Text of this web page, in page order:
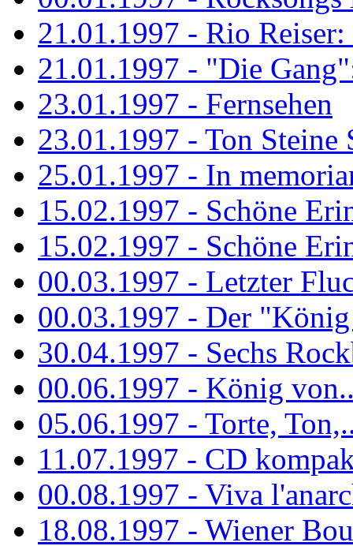
21.01.1997 - Rio
21.01.1997 - "Die
23.01.1997 - Fernsehen
23.01.1997 - Ton Steine
25.01.1997 - In
15.02.1997 - Schöne
15.02.1997 - Schöne
00.03.1997 - Letzter
00.03.1997 - Der
30.04.1997 - Sechs
00.06.1997 - König
05.06.1997 - Torte,
11.07.1997 - CD
00.08.1997 - Viva
18.08.1997 - Wiener